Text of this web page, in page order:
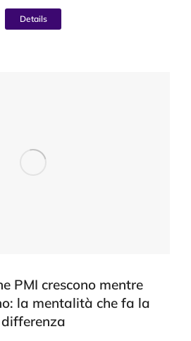
Details
PMI crescono mentre
la mentalità che fa la
differenza